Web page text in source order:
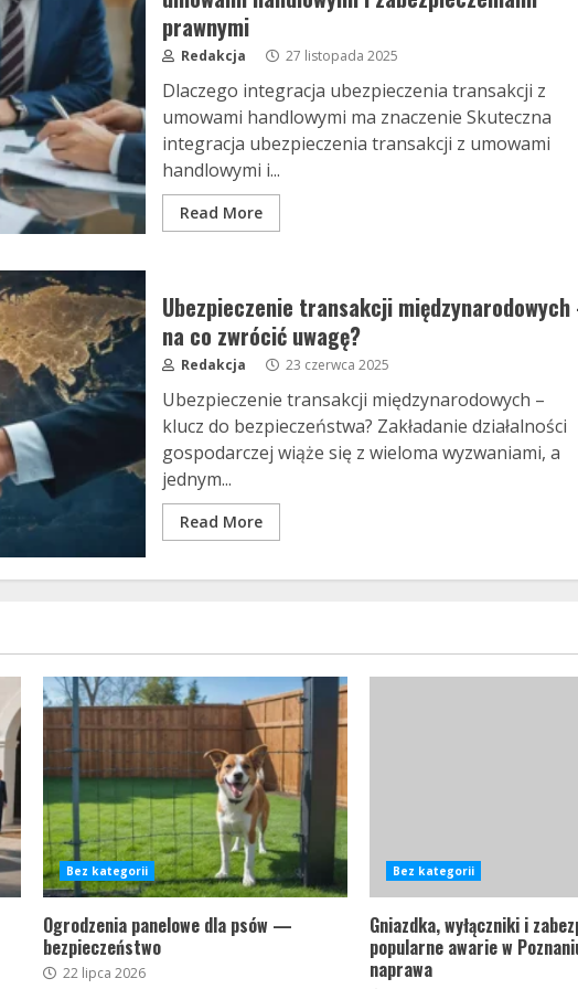
prawnymi
Redakcja 27 listopada 2025
Dlaczego integracja ubezpieczenia transakcji z
umowami handlowymi ma znaczenie Skuteczna
integracja ubezpieczenia transakcji z umowami
handlowymi i...
Read More
Ubezpieczenie transakcji międzynarodowych
na co zwrócić uwagę?
Redakcja 23 czerwca 2025
Ubezpieczenie transakcji międzynarodowych –
klucz do bezpieczeństwa? Zakładanie działalności
gospodarczej wiąże się z wieloma wyzwaniami, a
jednym...
Read More
Bez kategorii
Ogrodzenia panelowe dla psów —
bezpieczeństwo
22 lipca 2026
Bez kategorii
Gniazdka, wyłączniki i
popularne awarie w
naprawa